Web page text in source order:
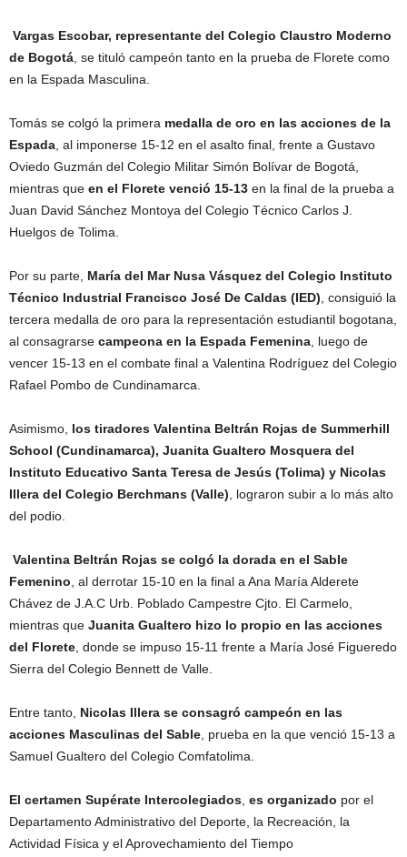
Vargas Escobar, representante del Colegio Claustro Moderno
de Bogotá , se tituló campeón tanto en la prueba de Florete como
en la Espada Masculina.
Tomás se colgó la primera medalla de oro en las acciones de la
Espada , al imponerse 15-12 en el asalto final, frente a Gustavo
Oviedo Guzmán del Colegio Militar Simón Bolívar de Bogotá,
mientras que en el Florete venció 15-13 en la final de la prueba a
Juan David Sánchez Montoya del Colegio Técnico Carlos J.
Huelgos de Tolima.
Por su parte, María del Mar Nusa Vásquez del Colegio Instituto
Técnico Industrial Francisco José De Caldas (IED) , consiguió la
tercera medalla de oro para la representación estudiantil bogotana,
al consagrarse campeona en la Espada Femenina , luego de
vencer 15-13 en el combate final a Valentina Rodríguez del Colegio
Rafael Pombo de Cundinamarca.
Asimismo, los tiradores Valentina Beltrán Rojas de Summerhill
School (Cundinamarca), Juanita Gualtero Mosquera del
Instituto Educativo Santa Teresa de Jesús (Tolima) y Nicolas
Illera del Colegio Berchmans (Valle) , lograron subir a lo más alto
del podio.
Valentina Beltrán Rojas se colgó la dorada en el Sable
Femenino , al derrotar 15-10 en la final a Ana María Alderete
Chávez de J.A.C Urb. Poblado Campestre Cjto. El Carmelo,
mientras que Juanita Gualtero hizo lo propio en las acciones
del Florete , donde se impuso 15-11 frente a María José Figueredo
Sierra del Colegio Bennett de Valle.
Entre tanto, Nicolas Illera se consagró campeón en las
acciones Masculinas del Sable , prueba en la que venció 15-13 a
Samuel Gualtero del Colegio Comfatolima.
El certamen Supérate Intercolegiados es organizado por el
Departamento Administrativo del Deporte, la Recreación, la
Actividad Física y el Aprovechamiento del Tiempo